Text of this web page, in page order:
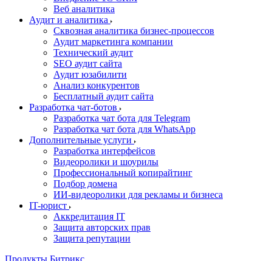
Веб аналитика
Аудит и аналитика
Сквозная аналитика бизнес-процессов
Аудит маркетинга компании
Технический аудит
SEO аудит сайта
Аудит юзабилити
Анализ конкурентов
Бесплатный аудит сайта
Разработка чат-ботов
Разработка чат бота для Telegram
Разработка чат бота для WhatsApp
Дополнительные услуги
Разработка интерфейсов
Видеоролики и шоурилы
Профессиональный копирайтинг
Подбор домена
ИИ-видеоролики для рекламы и бизнеса
IT-юрист
Аккредитация IT
Защита авторских прав
Защита репутации
Продукты Битрикс